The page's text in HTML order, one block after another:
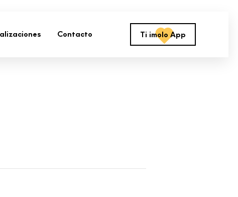
Contacto Ti imolo App